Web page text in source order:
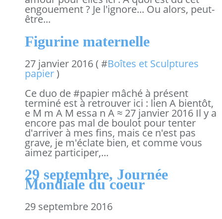
engouement ? Je l'ignore... Ou alors, peut-
être...
Figurine maternelle
27 janvier 2016 ( #Boîtes et Sculptures
papier )
Ce duo de #papier mâché à présent
terminé est à retrouver ici : lien A bientôt,
e M m A M essa n A ≈ 27 janvier 2016 Il y a
encore pas mal de boulot pour tenter
d'arriver à mes fins, mais ce n'est pas
grave, je m'éclate bien, et comme vous
aimez participer,...
29 septembre, Journée
Mondiale du coeur
29 septembre 2016